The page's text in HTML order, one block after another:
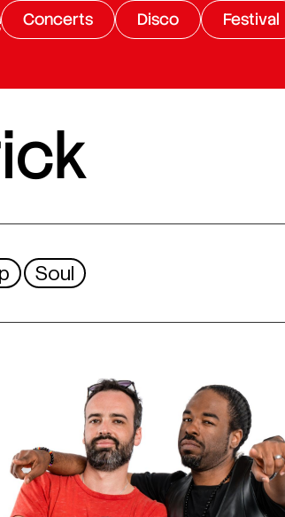
Concerts Disco
Festival
Soul